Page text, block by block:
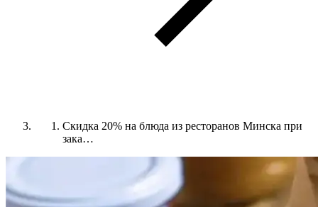
Скидка 20% на блюда из ресторанов Минска при
зака…